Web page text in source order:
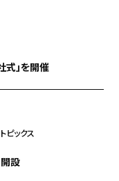
」を開催
トピックス
設